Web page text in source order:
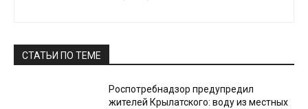
СТАТЬИ ПО ТЕМЕ
Роспотребнадзор предупредил
жителей Крылатского: воду из местных